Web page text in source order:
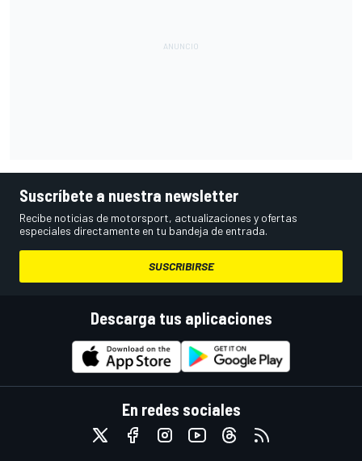
Suscríbete a nuestra newsletter
Recibe noticias de motorsport, actualizaciones y ofertas
especiales directamente en tu bandeja de entrada.
SUSCRIBIRSE
Descarga tus aplicaciones
En redes sociales